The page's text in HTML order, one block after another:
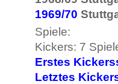
1969/70
Spiele:
Kickers: 7
Erstes
Letztes